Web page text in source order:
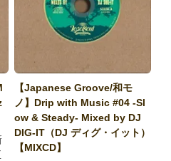
【Japanese Groove/和モ
ノ】Drip with Music #04 -Sl
ow & Steady- Mixed by DJ
DIG-IT（DJ ディグ・イット）
【MIXCD】